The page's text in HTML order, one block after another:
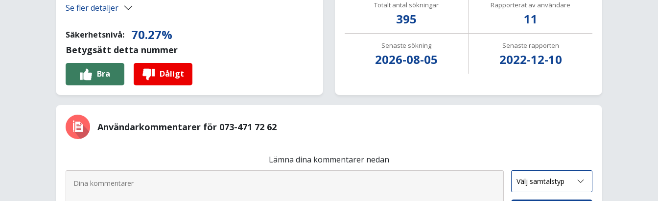
Se fler detaljer
Säkerhetsnivå: 70.27%
Betygsätt detta nummer
Bra Dåligt
Totalt antal sökningar
395
Rapporterat av användare
11
Senaste sökning
2026-08-05
Senaste rapporten
2022-12-10
Användarkommentarer för 073-471 72 62
Lämna dina kommentarer nedan